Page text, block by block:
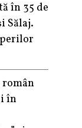
în 35 de
Sălaj.
român
în